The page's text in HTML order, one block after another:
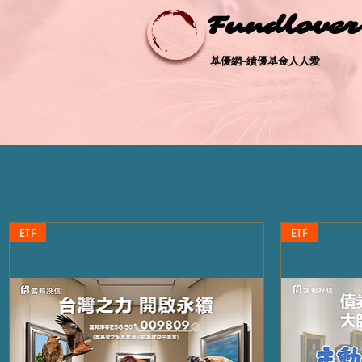
基優網-績優基金人人愛
基優網-績優基金人人愛
ETF ETF